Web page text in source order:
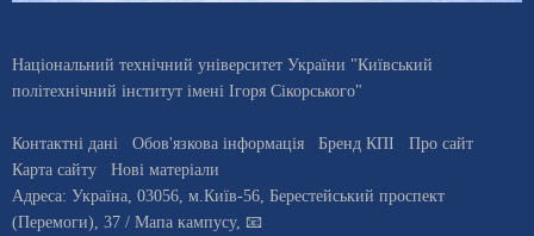
Національний технічний університет України "Київський
політехнічний інститут імені Ігоря Сікорського"
Контактні дані Обов'язкова інформація Бренд КПІ
Про сайт
Карта сайту
Нові матеріали
Адреса: Україна, 03056, м.Київ-56, Берестейський проспект
(Перемоги), 37 / Мапа кампусу, 📧